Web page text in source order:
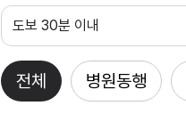
도보 30분 이내
전체 병원동행